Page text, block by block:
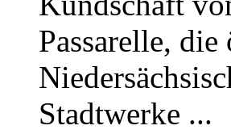
Passarelle,
Stadtwerke ...